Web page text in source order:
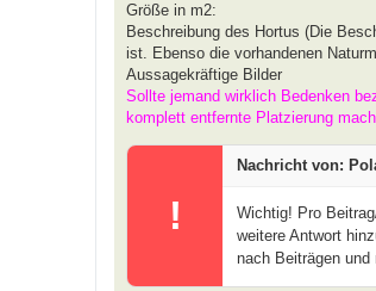
Größe in m2:
Beschreibung des Hortus (Die
ist. Ebenso die vorhandenen
Aussagekräftige Bilder
Sollte jemand wirklich Bedenken
komplett entfernte Platzierung
!
Nachricht von:
Wichtig! Pro
weitere Antwort
nach Beiträgen